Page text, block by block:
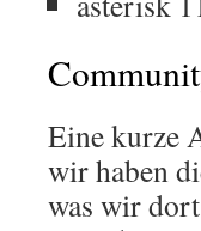
Eine kurze
wir haben
was wir